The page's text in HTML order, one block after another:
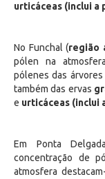
urticáceas (inclui a
No Funchal (região
pólen na
pólenes das árvores
também das ervas
e urticáceas (inclui
Em Ponta
concentração de
atmosfera